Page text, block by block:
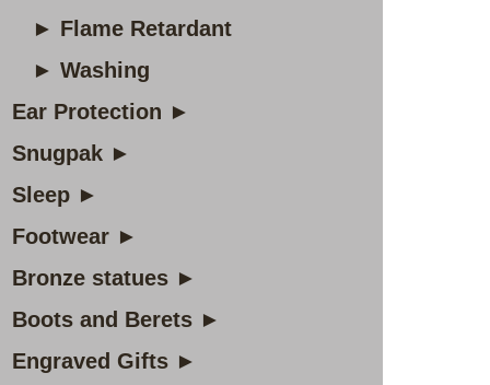
► Flame Retardant
► Washing
Ear Protection ►
Snugpak ►
Sleep ►
Footwear ►
Bronze statues ►
Boots and Berets ►
Engraved Gifts ►